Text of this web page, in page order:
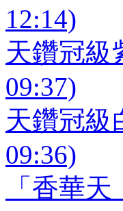
12:14)
天鑽冠級
09:37)
天鑽冠級
09:36)
「香華